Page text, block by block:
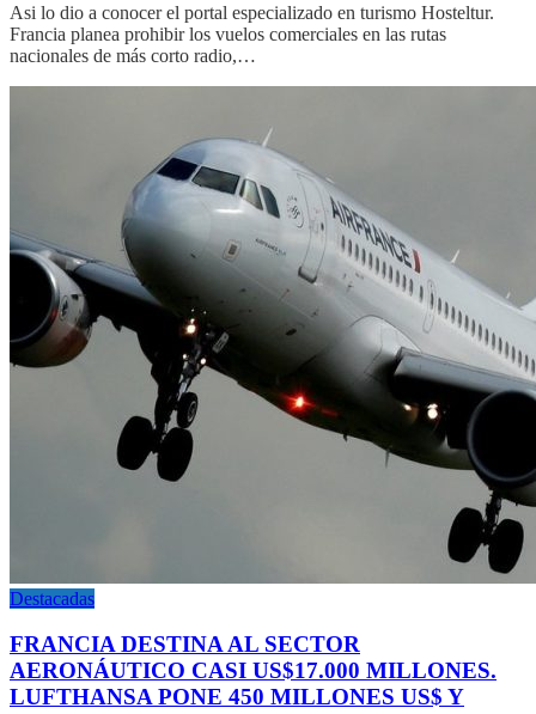
Asi lo dio a conocer el portal especializado en turismo Hosteltur.
Francia planea prohibir los vuelos comerciales en las rutas
nacionales de más corto radio,…
Destacadas
FRANCIA DESTINA AL SECTOR
AERONÁUTICO CASI US$17.000 MILLONES.
LUFTHANSA PONE 450 MILLONES US$ Y